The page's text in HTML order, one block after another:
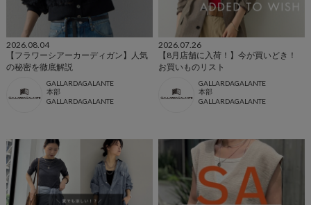
2026.08.04
【フラワーシアーカーディガン】人気
の秘密を徹底解説
GALLARDAGALANTE
本部
GALLARDAGALANTE
2026.07.26
【8月店舗に入荷！】今が買いどき！
お買いものリスト
GALLARDAGALANTE
本部
GALLARDAGALANTE